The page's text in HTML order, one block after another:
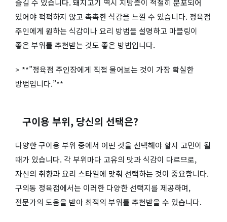
즐길 수 있습니다. 돼지고기 역시 지방층이 적절히 분포되어
있어야 퍽퍽하지 않고 촉촉한 식감을 느낄 수 있습니다. 정육점
주인에게 원하는 식감이나 요리 방법을 설명하고 마블링이
좋은 부위를 추천받는 것도 좋은 방법입니다.
> **”정육점 주인장에게 직접 물어보는 것이 가장 확실한
방법입니다.”**
구이용 부위, 당신의 선택은?
다양한 구이용 부위 중에서 어떤 것을 선택해야 할지 고민이 될
때가 있습니다. 각 부위마다 고유의 맛과 식감이 다르므로,
자신의 취향과 요리 스타일에 맞춰 선택하는 것이 중요합니다.
구의동 정육점에서는 이러한 다양한 선택지를 제공하며,
전문가의 도움을 받아 최적의 부위를 추천받을 수 있습니다.